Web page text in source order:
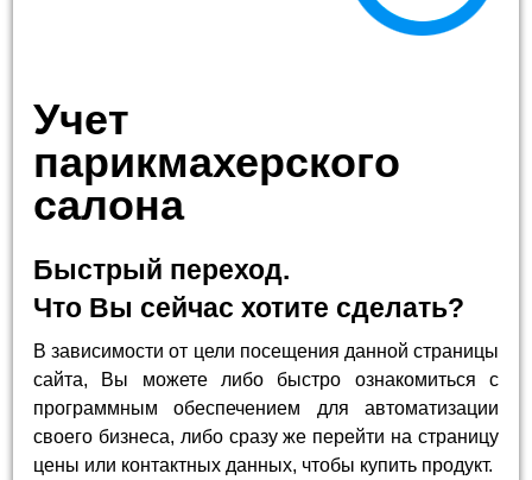
Учет
парикмахерского
салона
Быстрый переход.
Что Вы сейчас хотите сделать?
В зависимости от цели посещения данной страницы
сайта, Вы можете либо быстро ознакомиться с
программным обеспечением для автоматизации
своего бизнеса, либо сразу же перейти на страницу
цены или контактных данных, чтобы купить продукт.